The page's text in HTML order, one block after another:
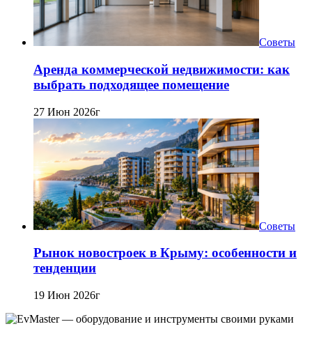
Советы
Аренда коммерческой недвижимости: как
выбрать подходящее помещение
27 Июн 2026г
Советы
Рынок новостроек в Крыму: особенности и
тенденции
19 Июн 2026г